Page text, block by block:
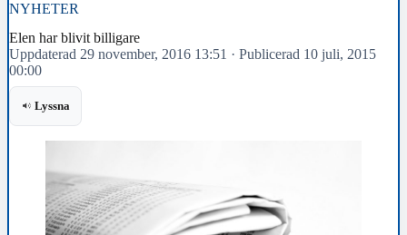
NYHETER
Elen har blivit billigare
Uppdaterad 29 november, 2016 13:51 · Publicerad 10 juli, 2015
00:00
Lyssna